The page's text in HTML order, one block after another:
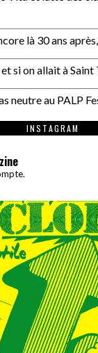
là 30 ans
si on allait à Saint
neutre au PALP
INSTAGRAM